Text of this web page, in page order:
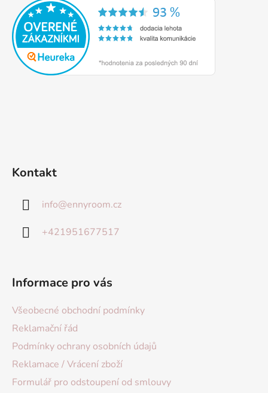
Kontakt
info@ennyroom.cz
+421951677517
Informace pro vás
Všeobecné obchodní podmínky
Reklamační řád
Podmínky ochrany osobních údajů
Reklamace / Vrácení zboží
Formulář pro odstoupení od smlouvy